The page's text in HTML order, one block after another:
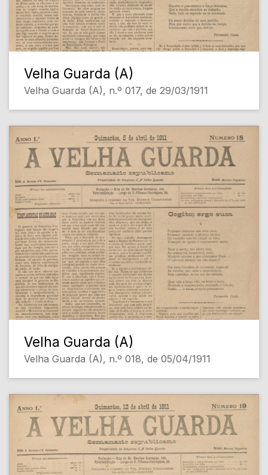
Velha Guarda (A)
Velha Guarda (A), n.º 017, de 29/03/1911
Velha Guarda (A)
Velha Guarda (A), n.º 018, de 05/04/1911